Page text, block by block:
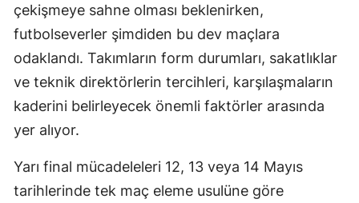
çekişmeye sahne olması beklenirken,
futbolseverler şimdiden bu dev maçlara
odaklandı. Takımların form durumları, sakatlıklar
ve teknik direktörlerin tercihleri, karşılaşmaların
kaderini belirleyecek önemli faktörler arasında
yer alıyor.
Yarı final mücadeleleri 12, 13 veya 14 Mayıs
tarihlerinde tek maç eleme usulüne göre